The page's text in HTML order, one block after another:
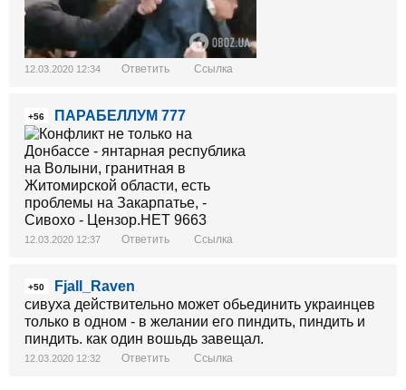
12.03.2020 12:34 Ответить Ссылка
+56 ПАРАБЕЛЛУМ 777
12.03.2020 12:37 Ответить Ссылка
+50
Fjall_Raven
сивуха действительно может обьединить украинцев
только в одном - в желании его пиндить, пиндить и
пиндить. как один вошьдь завещал.
12.03.2020 12:32 Ответить Ссылка